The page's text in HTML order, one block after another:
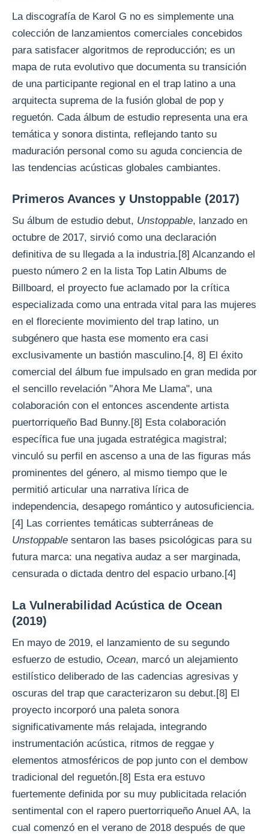
La discografía de Karol G no es simplemente una
colección de lanzamientos comerciales concebidos
para satisfacer algoritmos de reproducción; es un
mapa de ruta evolutivo que documenta su transición
de una participante regional en el trap latino a una
arquitecta suprema de la fusión global de pop y
reguetón. Cada álbum de estudio representa una era
temática y sonora distinta, reflejando tanto su
maduración personal como su aguda conciencia de
las tendencias acústicas globales cambiantes.
Primeros Avances y Unstoppable (2017)
Su álbum de estudio debut, Unstoppable, lanzado en
octubre de 2017, sirvió como una declaración
definitiva de su llegada a la industria.[8] Alcanzando el
puesto número 2 en la lista Top Latin Albums de
Billboard, el proyecto fue aclamado por la crítica
especializada como una entrada vital para las mujeres
en el floreciente movimiento del trap latino, un
subgénero que hasta ese momento era casi
exclusivamente un bastión masculino.[4, 8] El éxito
comercial del álbum fue impulsado en gran medida por
el sencillo revelación "Ahora Me Llama", una
colaboración con el entonces ascendente artista
puertorriqueño Bad Bunny.[8] Esta colaboración
específica fue una jugada estratégica magistral;
vinculó su perfil en ascenso a una de las figuras más
prominentes del género, al mismo tiempo que le
permitió articular una narrativa lírica de
independencia, desapego romántico y autosuficiencia.
[4] Las corrientes temáticas subterráneas de
Unstoppable sentaron las bases psicológicas para su
futura marca: una negativa audaz a ser marginada,
censurada o dictada dentro del espacio urbano.[4]
La Vulnerabilidad Acústica de Ocean
(2019)
En mayo de 2019, el lanzamiento de su segundo
esfuerzo de estudio, Ocean, marcó un alejamiento
estilístico deliberado de las cadencias agresivas y
oscuras del trap que caracterizaron su debut.[8] El
proyecto incorporó una paleta sonora
significativamente más relajada, integrando
instrumentación acústica, ritmos de reggae y
elementos atmosféricos de pop junto con el dembow
tradicional del reguetón.[8] Esta era estuvo
fuertemente definida por su muy publicitada relación
sentimental con el rapero puertorriqueño Anuel AA, la
cual comenzó en el verano de 2018 después de que